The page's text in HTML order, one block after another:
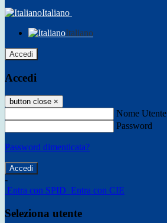
Italiano
Italiano
Accedi
Accedi
button close ×
Nome Utente
Password
Password dimenticata?
-
Entra con SPID Entra con CIE
Seleziona utente